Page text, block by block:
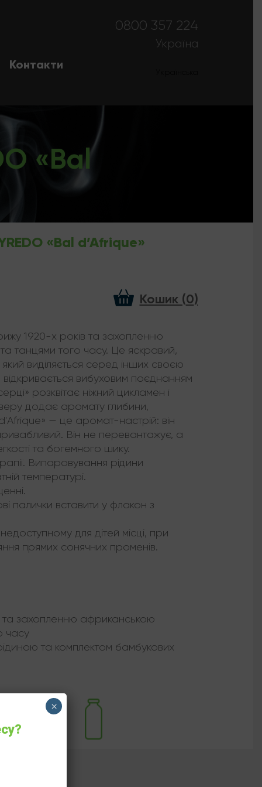
Контакти
0800 357 224
Україна
«Bal
«Bal d’Afrique»
Кошик (0)
1920-х років та захопленню
танцями того часу. Це яскравий,
виділяється серед інших своєю
вибуховим поєднанням
розквітає ніжний цикламен і
додає аромату глибини,
d'Afrique» — це аромат-настрій: він
Він не перевантажує, а
та богемного шику.
Випаровування рідини
температурі.
палички вставити у флакон з
для дітей місці, при
прямих сонячних променів.
захопленню африканською
часу
та комплектом бамбукових
×